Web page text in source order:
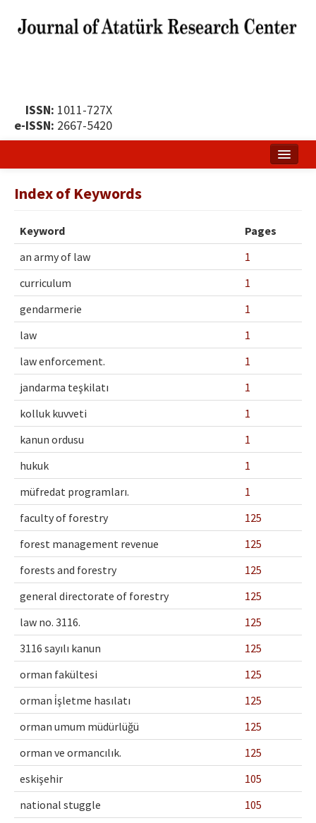
ISSN: 1011-727X
e-ISSN: 2667-5420
Publication Policy
Boards of the Journal
Publication Principles
Ethical Principles
Author's Guide
Refereeing Guide
Contact Us
Index of Keywords
Keyword
Pages
an army of law
1
curriculum
1
gendarmerie
1
law
1
law enforcement.
1
jandarma teşkilatı
1
kolluk kuvveti
1
kanun ordusu
1
hukuk
1
müfredat programları.
1
faculty of forestry
125
forest management revenue
125
forests and forestry
125
general directorate of forestry
125
law no. 3116.
125
3116 sayılı kanun
125
orman fakültesi
125
orman i̇şletme hasılatı
125
orman umum müdürlüğü
125
orman ve ormancılık.
125
eskişehir
105
national stuggle
105